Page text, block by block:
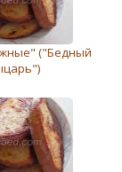
("Бедный